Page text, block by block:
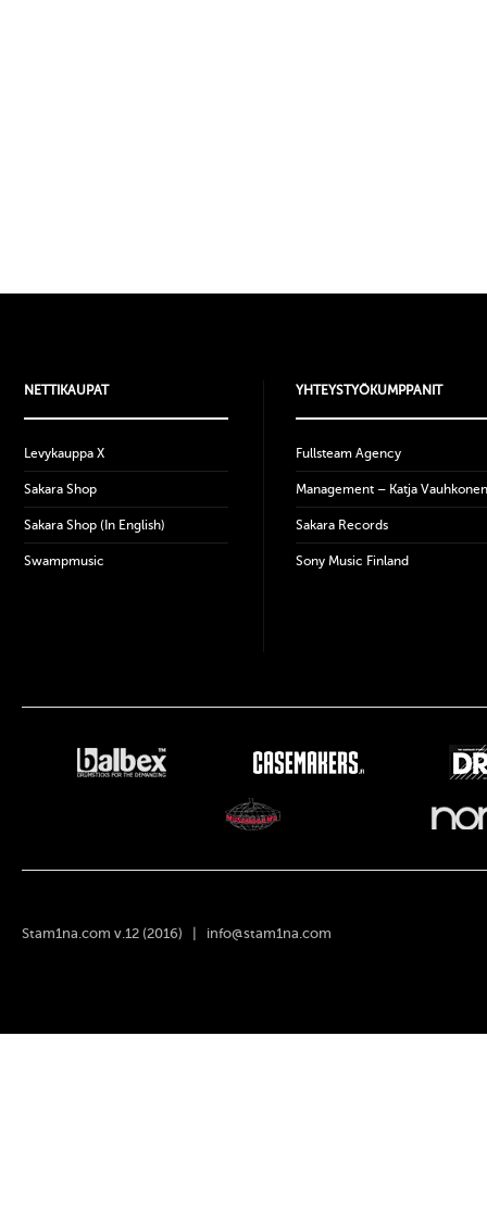
NETTIKAUPAT
Levykauppa X
Sakara Shop
Sakara Shop (In English)
Swampmusic
YHTEYSTYÖKUMPPANIT
Fullsteam Agency
Management – Katja Vauhkonen
Sakara Records
Sony Music Finland
Stam1na.com v.12 (2016) | info@stam1na.com